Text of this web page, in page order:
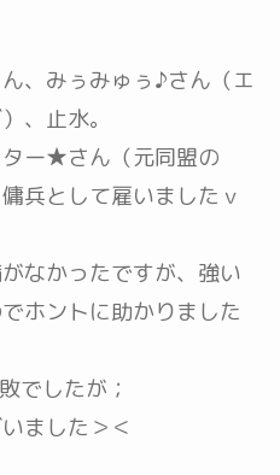
、みぅみゅぅ♪さん（エ
、止水。
ー★さん（元同盟の
兵として雇いましたｖ
なかったですが、強い
ホントに助かりました
でしたが；
ました＞＜